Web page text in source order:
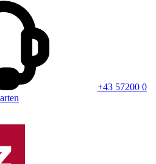
+43 57200 0